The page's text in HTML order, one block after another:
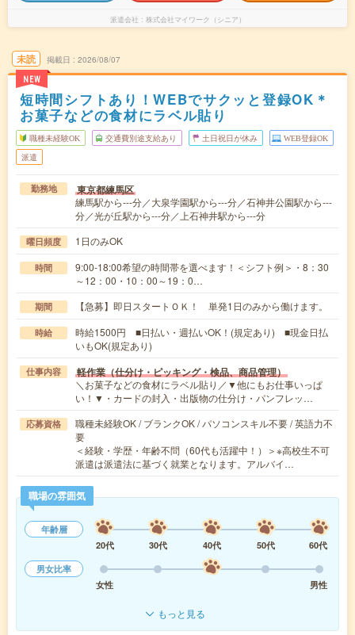
派遣会社 株式会社マイワーク（シニア）
未読
NEW
掲載日 2026/08/07
短時間シフトあり！WEBでサクッと登録OK＊
お菓子などの食材にラベル貼り
職種未経験OK 交通費別途支給あり 土日祝日が休み WEB登録OK
派遣
勤務地 東京都練馬区
練馬駅から---分／大泉学園駅から---分／石神井公園駅から---
分／光が丘駅から---分／上石神井駅から---分
曜日頻度 1日のみOK
時間
9:00-18:00希望の時間帯を選べます！＜シフト例＞・8：30
～12：00・10：00～19：0…
期間 【急募】即日スタートＯＫ！ 単発1日のみから働けます。
時給
時給1500円 ■日払い・週払いOK！(規定あり) ■現金日払
いもOK(規定あり)
仕事内容 軽作業（仕分け・ピッキング・検品、商品管理）
＼お菓子などの食材にラベル貼り／▼他にもお仕事いっぱ
い！▼・カードの封入・出版物の仕分け・パンフレッ…
応募資格
職種未経験OK / ブランクOK / パソコンスキル不要 / 英語力不
要
＜経験・学歴・年齢不問（60代も活躍中！）＞※高校生不可
派遣は派遣法に基づく就業となります。アルバイ…
職場の雰囲気
年齢層
20代
30代 40代 50代
60代
男女比率
女性
男性
もっと見る